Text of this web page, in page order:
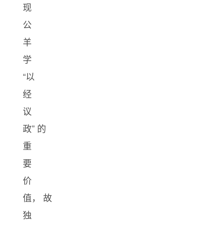
现
公
羊
学
“以
经
议
政” 的
重
要
价
值， 故
独